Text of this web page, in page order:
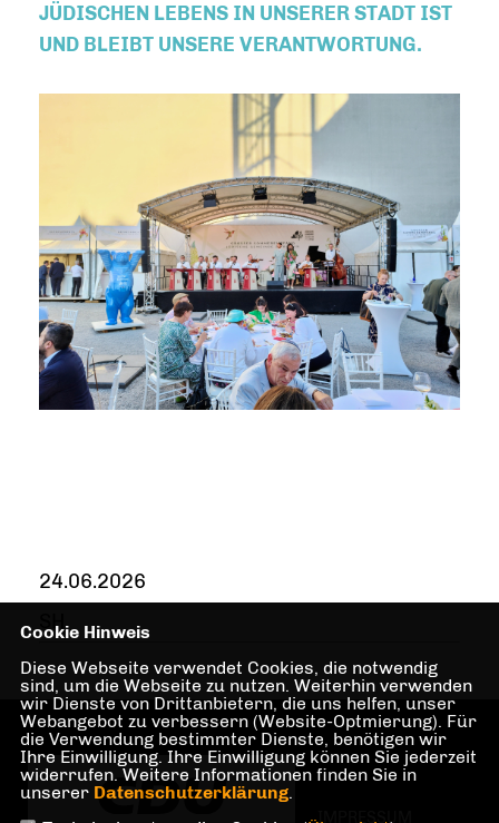
ÜDISCHEN LEBENS IN UNSERER STADT IST U
ND BLEIBT UNSERE VERANTWORTUNG.
24.06.2026
SH
IMPRESSUM
Cookie Hinweis
Diese Webseite verwendet Cookies, die notwendig
sind, um die Webseite zu nutzen. Weiterhin verwenden
wir Dienste von Drittanbietern, die uns helfen, unser
Webangebot zu verbessern (Website-Optmierung). Für
die Verwendung bestimmter Dienste, benötigen wir
Ihre Einwilligung. Ihre Einwilligung können Sie jederzeit
widerrufen. Weitere Informationen finden Sie in
unserer Datenschutzerklärung.